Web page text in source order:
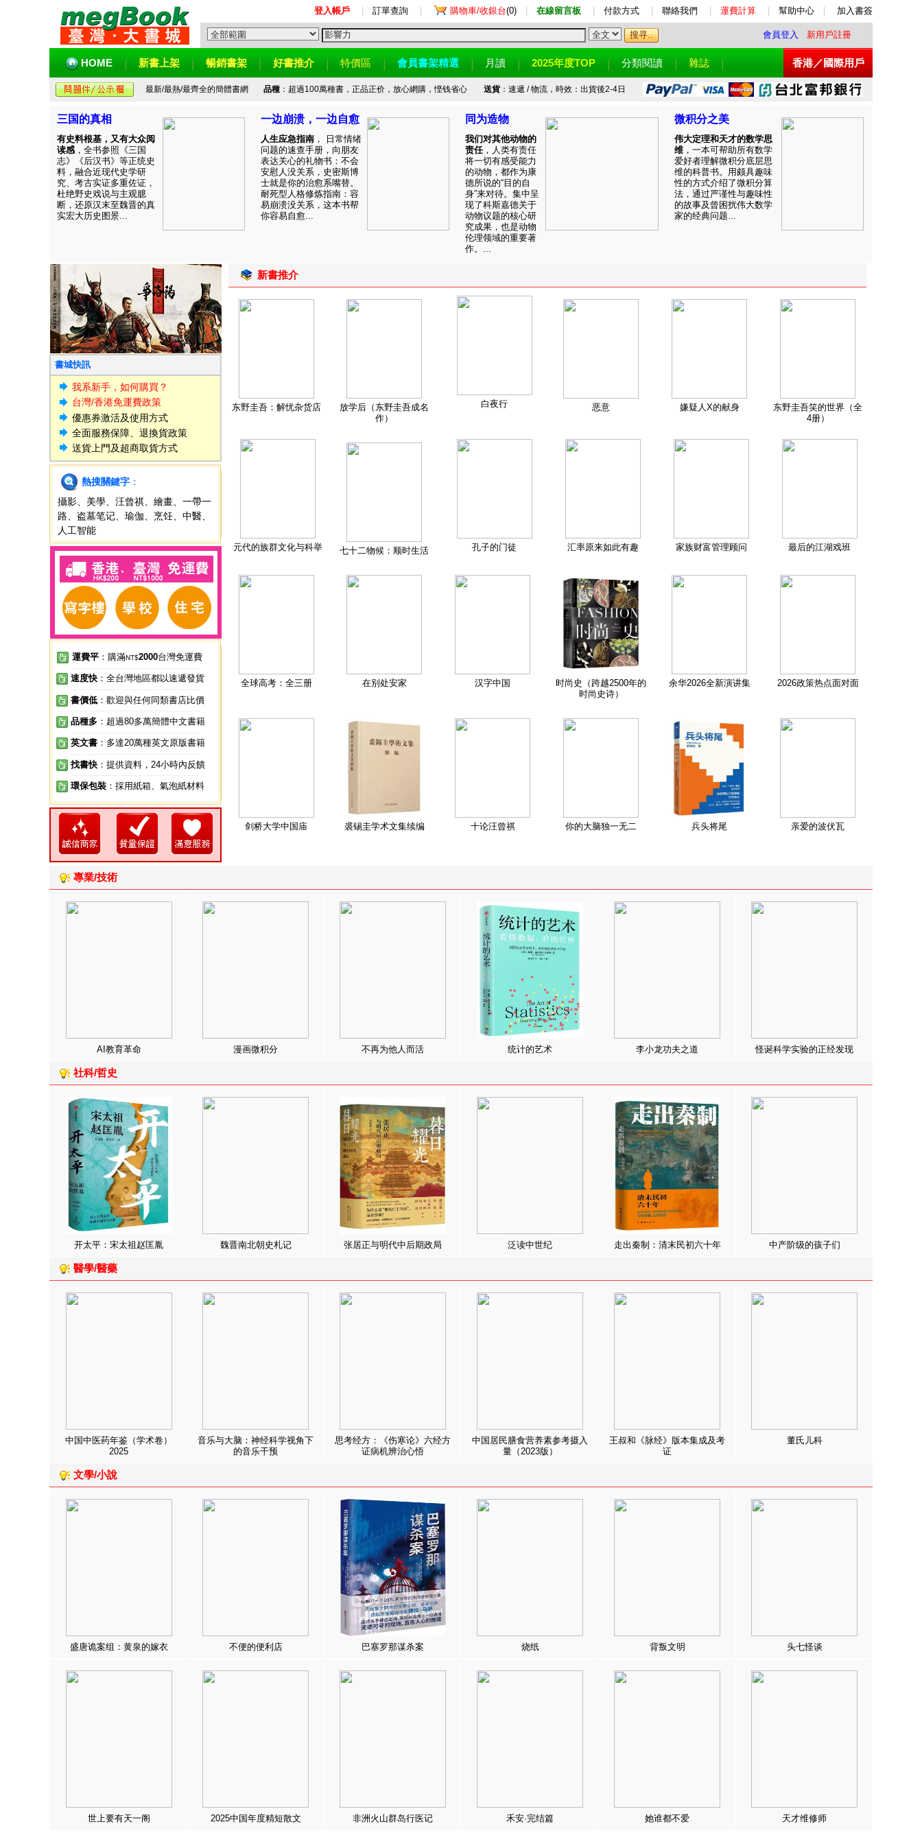
登入帳戶 訂單查詢 購物車/收銀台(0) 在線留言板 付款方式 聯絡我們 運費計算 幫助中心 加入書簽
會員登入 新用戶註冊
HOME 新書上架 暢銷書架 好書推介 特價區 會員書架精選 月讀 2025年度TOP 分類閱讀 雜誌 香港／國際用戶
最新/最熱/最齊全的簡體書網 品種：超過100萬種書，正品正价，放心網購，悭钱省心 送貨：速遞 / 物流，時效：出貨後2-4日
三国的真相
有史料根基，又有大众阅
读感 ，全书参照《三国
志》《后汉书》等正统史
料，融合近现代史学研
究、考古实证多重佐证，
杜绝野史戏说与主观臆
断，还原汉末至魏晋的真
实宏大历史图景...
一边崩溃，一边自愈
人生应急指南 ， 日常情绪
问题的速查手册，向朋友
表达关心的礼物书：不会
安慰人没关系，史密斯博
士就是你的治愈系嘴替。
耐死型人格修炼指南：容
易崩溃没关系，这本书帮
你容易自愈...
同为造物
我们对其他动物的
责任，人类有责任
将一切有感受能力
的动物，都作为康
德所说的“目的自
身”来对待。集中呈
现了科斯嘉德关于
动物议题的核心研
究成果，也是动物
伦理领域的重要著
作。...
微积分之美
伟大定理和天才的数学思
维 ，一本可帮助所有数学
爱好者理解微积分底层思
维的科普书。用颇具趣味
性的方式介绍了微积分算
法，通过严谨性与趣味性
的故事及曾困扰伟大数学
家的经典问题...
書城快訊
我系新手，如何購買？
台灣/香港免運費政策
優惠券激活及使用方式
全面服務保障、退換貨政策
送貨上門及超商取貨方式
熱搜關鍵字 ：
攝影
美學 汪曾祺 繪畫
一帶一
路
盗墓笔记 瑜伽 烹饪 中醫
人工智能
運費平 ：購滿NT$2000台灣免運費
速度快 ：全台灣地區都以速遞發貨
書價低 ：歡迎與任何同類書店比價
品種多 ：超過80多萬簡體中文書籍
英文書 ：多達20萬種英文原版書籍
找書快 ：提供資料，24小時內反饋
環保包裝 ：採用紙箱、氣泡紙材料
新書推介
东野圭吾：解忧杂货店
放学后（东野圭吾成名
作）
白夜行 恶意 嫌疑人X的献身
东野圭吾笑的世界（全
4册）
元代的族群文化与科举 七十二物候：顺时生活 孔子的门徒 汇率原来如此有趣 家族财富管理顾问 最后的江湖戏班
全球高考：全三册 在别处安家 汉字中国
时尚史（跨越2500年的
时尚史诗）
余华2026全新演讲集 2026政策热点面对面
剑桥大学中国庙 裘锡圭学术文集续编 十论汪曾祺 你的大脑独一无二 兵头将尾 亲爱的波伏瓦
專業/技術
AI教育革命 漫画微积分 不再为他人而活 统计的艺术 李小龙功夫之道 怪诞科学实验的正经发现
社科/哲史
开太平：宋太祖赵匡胤 魏晋南北朝史札记 张居正与明代中后期政局 泛读中世纪 走出秦制：清末民初六十年 中产阶级的孩子们
醫學/醫藥
中国中医药年鉴（学术卷）
2025
音乐与大脑：神经科学视角下
的音乐干预
思考经方：《伤寒论》六经方
证病机辨治心悟
中国居民膳食营养素参考摄入
量（2023版）
王叔和《脉经》版本集成及考
证
董氏儿科
文學/小說
盛唐诡案组：黄泉的嫁衣 不便的便利店 巴塞罗那谋杀案 烧纸 背叛文明 头七怪谈
世上要有天一阁 2025中国年度精短散文 非洲火山群岛行医记 禾安·完结篇 她谁都不爱 天才维修师